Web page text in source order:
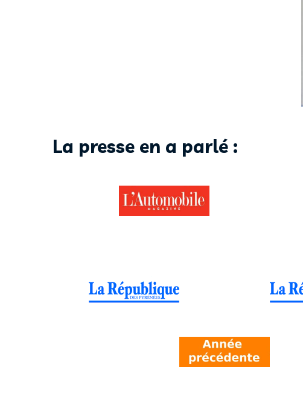
La presse en a parlé :